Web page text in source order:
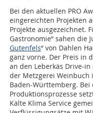
Bei den aktuellen PRO
eingereichten Projekten
Projekte ausgezeichnet.
Gastronomie“ sahen die
Gutenfels“ von Dahlen
ganz vorne. Der Preis in
an den Leberkäs Drive-
der Metzgerei Weinbuch
Baden-Württemberg.
Produktionsprozesse
Kälte Klima Service